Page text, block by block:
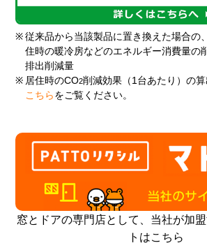
※ 従来品から当該製品に置き換えた場合の
住時の暖冷房などのエネルギー消費量の
排出削減量
※ 居住時のCO2削減効果（1台あたり）の算
こちら をご覧ください。
窓とドアの専門店として、当社が加
トはこちら